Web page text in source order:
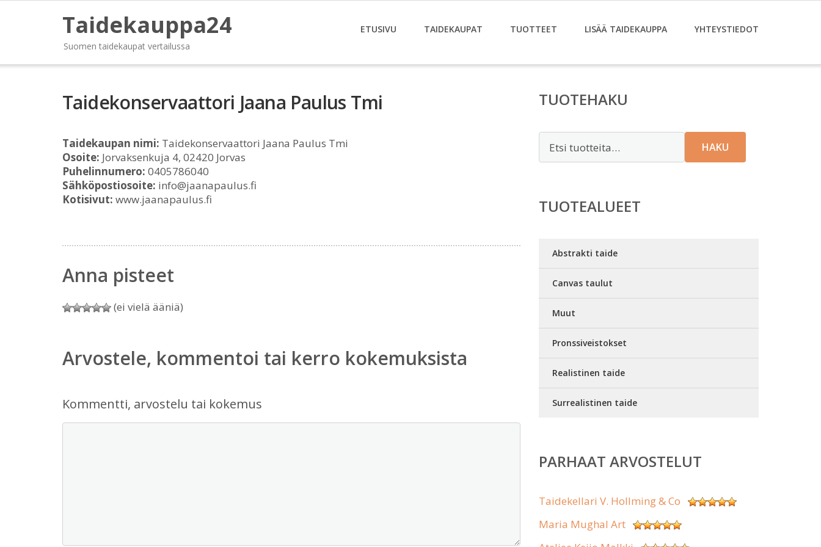
Taidekauppa24
Suomen taidekaupat vertailussa
ETUSIVU TAIDEKAUPAT TUOTTEET LISÄÄ TAIDEKAUPPA YHTEYSTIEDOT
Taidekonservaattori Jaana Paulus Tmi
Taidekaupan nimi: Taidekonservaattori Jaana Paulus Tmi
Osoite: Jorvaksenkuja 4, 02420 Jorvas
Puhelinnumero: 0405786040
Sähköpostiosoite: info@jaanapaulus.fi
Kotisivut: www.jaanapaulus.fi
Anna pisteet
(ei vielä ääniä)
Arvostele, kommentoi tai kerro kokemuksista
Kommentti, arvostelu tai kokemus
TUOTEHAKU
HAKU
TUOTEALUEET
Abstrakti taide
Canvas taulut
Muut
Pronssiveistokset
Realistinen taide
Surrealistinen taide
PARHAAT ARVOSTELUT
Taidekellari V. Hollming & Co
Maria Mughal Art